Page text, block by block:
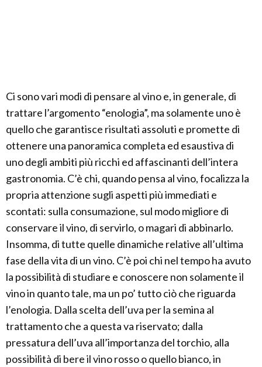
Ci sono vari modi di pensare al vino e, in generale, di
trattare l’argomento “enologia”, ma solamente uno è
quello che garantisce risultati assoluti e promette di
ottenere una panoramica completa ed esaustiva di
uno degli ambiti più ricchi ed affascinanti dell’intera
gastronomia. C’è chi, quando pensa al vino, focalizza la
propria attenzione sugli aspetti più immediati e
scontati: sulla consumazione, sul modo migliore di
conservare il vino, di servirlo, o magari di abbinarlo.
Insomma, di tutte quelle dinamiche relative all’ultima
fase della vita di un vino. C’è poi chi nel tempo ha avuto
la possibilità di studiare e conoscere non solamente il
vino in quanto tale, ma un po’ tutto ciò che riguarda
l’enologia. Dalla scelta dell’uva per la semina al
trattamento che a questa va riservato; dalla
pressatura dell’uva all’importanza del torchio, alla
possibilità di bere il vino rosso o quello bianco, in